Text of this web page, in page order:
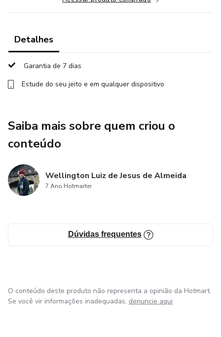
Detalhes
Garantia de 7 dias
Estude do seu jeito e em qualquer dispositivo
Saiba mais sobre quem criou o
conteúdo
Wellington Luiz de Jesus de Almeida
7 Ano Hotmarter
Dúvidas frequentes
O conteúdo deste produto não representa a opinião da Hotmart.
Se você vir informações inadequadas, denuncie aqui